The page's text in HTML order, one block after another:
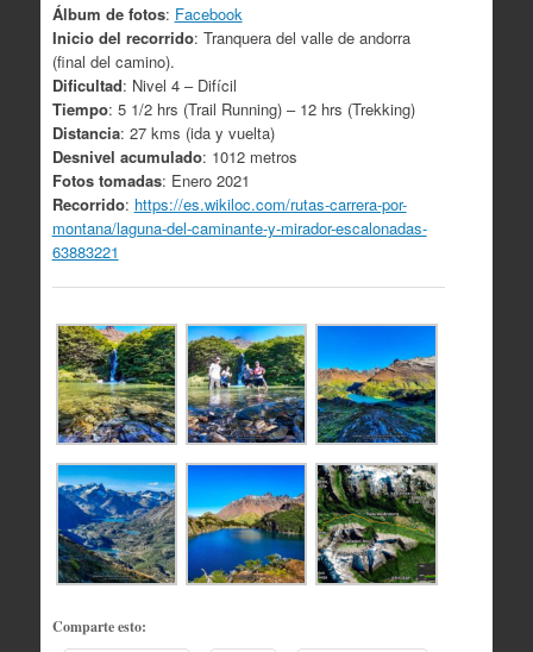
Álbum de fotos: Facebook
Inicio del recorrido: Tranquera del valle de andorra
(final del camino).
Dificultad: Nivel 4 – Difícil
Tiempo: 5 1/2 hrs (Trail Running) – 12 hrs (Trekking)
Distancia: 27 kms (ida y vuelta)
Desnivel acumulado: 1012 metros
Fotos tomadas: Enero 2021
Recorrido: https://es.wikiloc.com/rutas-carrera-por-
montana/laguna-del-caminante-y-mirador-escalonadas-
63883221
Comparte esto: